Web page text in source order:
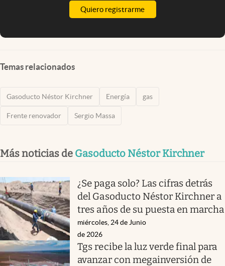
Quiero registrarme
Temas relacionados
Gasoducto Néstor Kirchner Energía gas
Frente renovador Sergio Massa
Más noticias de Gasoducto Néstor Kirchner
¿Se paga solo? Las cifras detrás
del Gasoducto Néstor Kirchner a
tres años de su puesta en marcha
miércoles, 24 de Junio
de 2026
Tgs recibe la luz verde final para
avanzar con megainversión de